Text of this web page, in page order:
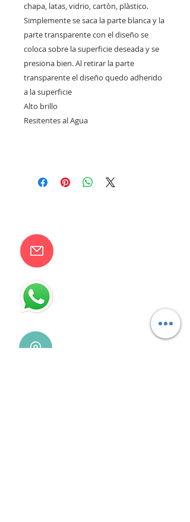
chapa, latas, vidrio, cartòn, plàstico.
Simplemente se saca la parte blanca y la
parte transparente con el diseño se
coloca sobre la superficie deseada y se
presiona bien. Al retirar la parte
transparente el diseño quedo adherido
a la superficie
Alto brillo
Resitentes al Agua
Villa Devoto - CABA - Buenos